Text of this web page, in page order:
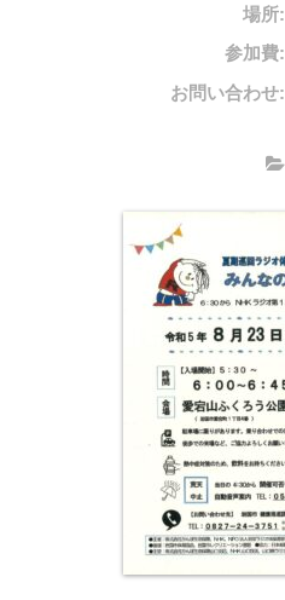
場所:
参加費:
お問い合わせ: